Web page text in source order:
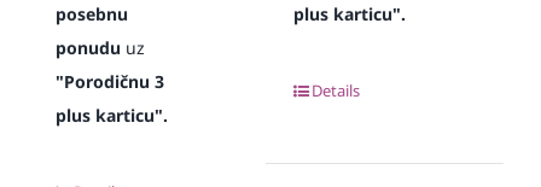
posebnu
ponudu uz
"Porodičnu 3
plus karticu".
plus karticu".
Details